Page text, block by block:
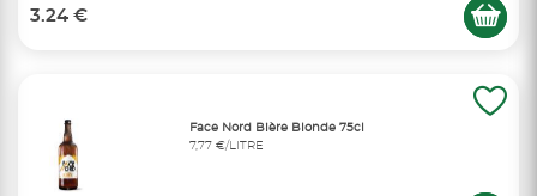
3.24 €
Face Nord Bière Blonde 75cl
7,77 €/LITRE